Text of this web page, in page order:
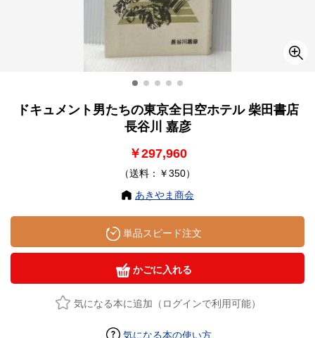
ドキュメント男たちの東京全日空ホテル 柴田書店
長谷川 嘉彦
￥297,960
（送料：￥350）
あきやま商会
単品スピード注文
かごに入れる
気になる本に追加（ログインで利用可能）
気になる本の使い方